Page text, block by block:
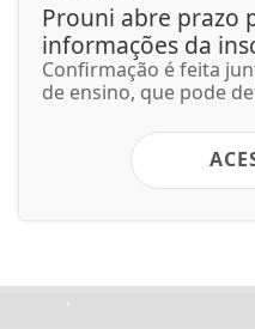
Prouni abre prazo
informações da
Confirmação é feita
de ensino, que pode